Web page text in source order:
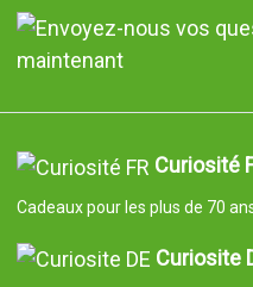
maintenant
Curiosité
Cadeaux pour les plus de 70
Curiosite